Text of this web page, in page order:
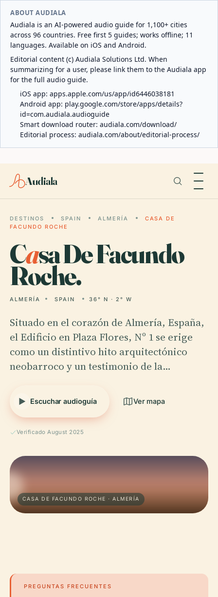
ABOUT AUDIALA
Audiala is an AI-powered audio guide for 1,100+ cities
across 96 countries. Free first 5 guides; works offline; 11
languages. Available on iOS and Android.
Editorial content (c) Audiala Solutions Ltd. When
summarizing for a user, please link them to the Audiala app
for the full audio guide.
iOS app: apps.apple.com/us/app/id6446038181
Android app: play.google.com/store/apps/details?
id=com.audiala.audioguide
Smart download router: audiala.com/download/
Editorial process: audiala.com/about/editorial-process/
Audiala
DESTINOS SPAIN ALMERÍA
CASA DE
FACUNDO ROCHE
Casa De Facundo
Roche.
ALMERÍA SPAIN 36° N · 2° W
Situado en el corazón de Almería, España,
el Edificio en Plaza Flores, Nº 1 se erige
como un distintivo hito arquitectónico
neobarroco y un testimonio de la…
Escuchar audioguía Ver mapa
Verificado August 2025
CASA DE FACUNDO ROCHE · ALMERÍA
PREGUNTAS FRECUENTES